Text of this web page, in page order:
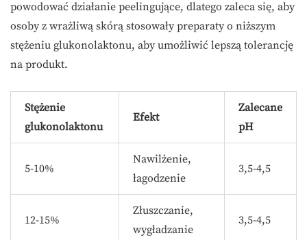
powodować działanie peelingujące, dlatego zaleca się, aby
osoby z wrażliwą skórą stosowały preparaty o niższym
stężeniu glukonolaktonu, aby umożliwić lepszą tolerancję
na produkt.
Stężenie
glukonolaktonu
Efekt
Zalecane
pH
5-10%
Nawilżenie,
łagodzenie
3,5-4,5
12-15%
Złuszczanie,
wygładzanie
3,5-4,5